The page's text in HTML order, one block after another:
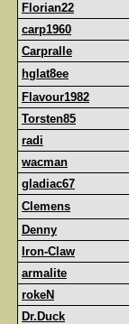
Florian22
carp1960
Carpralle
hglat8ee
Flavour1982
Torsten85
radi
wacman
gladiac67
Clemens
Denny
Iron-Claw
armalite
rokeN
Dr.Duck